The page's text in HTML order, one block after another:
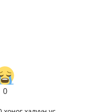
0